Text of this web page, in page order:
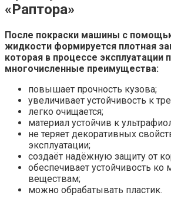
«Раптора»
После покраски машины с
жидкости формируется плотная
которая в процессе эксплуатации
многочисленные преимущества:
повышает прочность кузова;
увеличивает устойчивость к
легко очищается;
материал устойчив к
не теряет декоративных
эксплуатации;
создаёт надёжную защиту от
обеспечивает устойчивость
веществам;
можно обрабатывать пластик.